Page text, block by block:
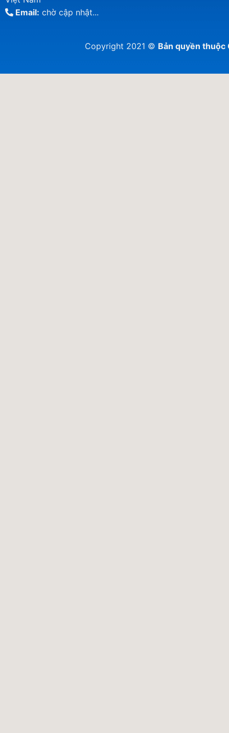
Email: chờ cập nhật...
Copyright 2021 © Bản quyền thuộc